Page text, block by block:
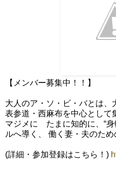
【メンバー募集中！！】
大人のア・ソ・ビ・バとは、
表参道・西麻布を中心とし
マジメに たまに知的に、“身
ルへ導く、 働く妻・夫のた
(詳細・参加登録はこちら！)